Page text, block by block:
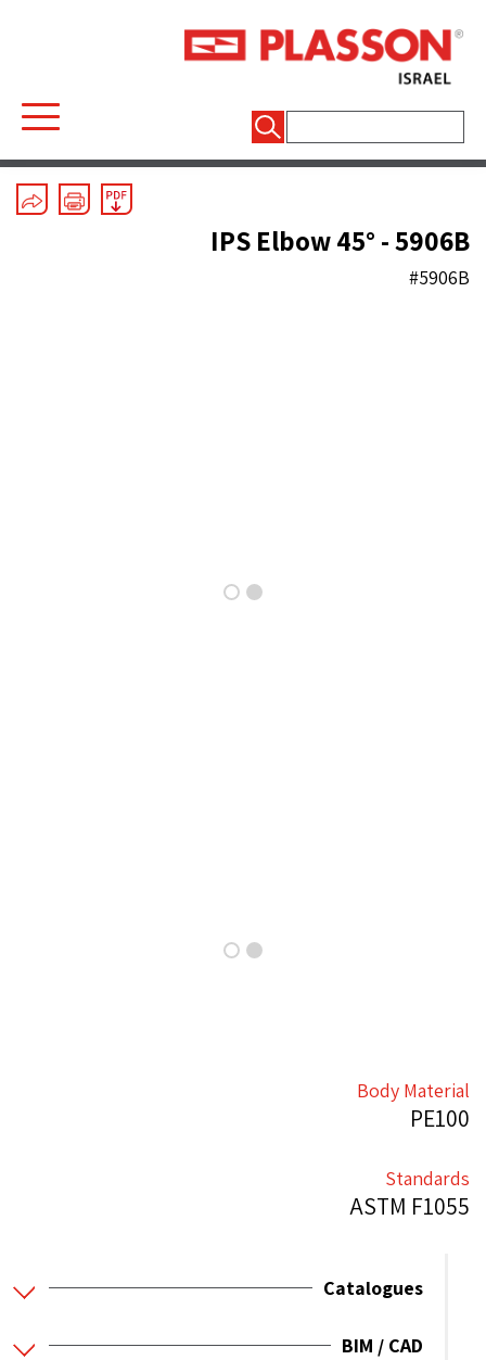
ASTM (inch) Electrofusion/Elbows
IPS Elbow 45° - 5906B
#5906B
Body Material
PE100
Standards
ASTM F1055
Catalogues
BIM / CAD